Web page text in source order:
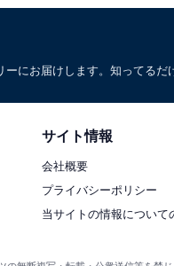
にお届けします。知ってる
サイト情報
会社概要
プライバシーポリシー
当サイトの情報について